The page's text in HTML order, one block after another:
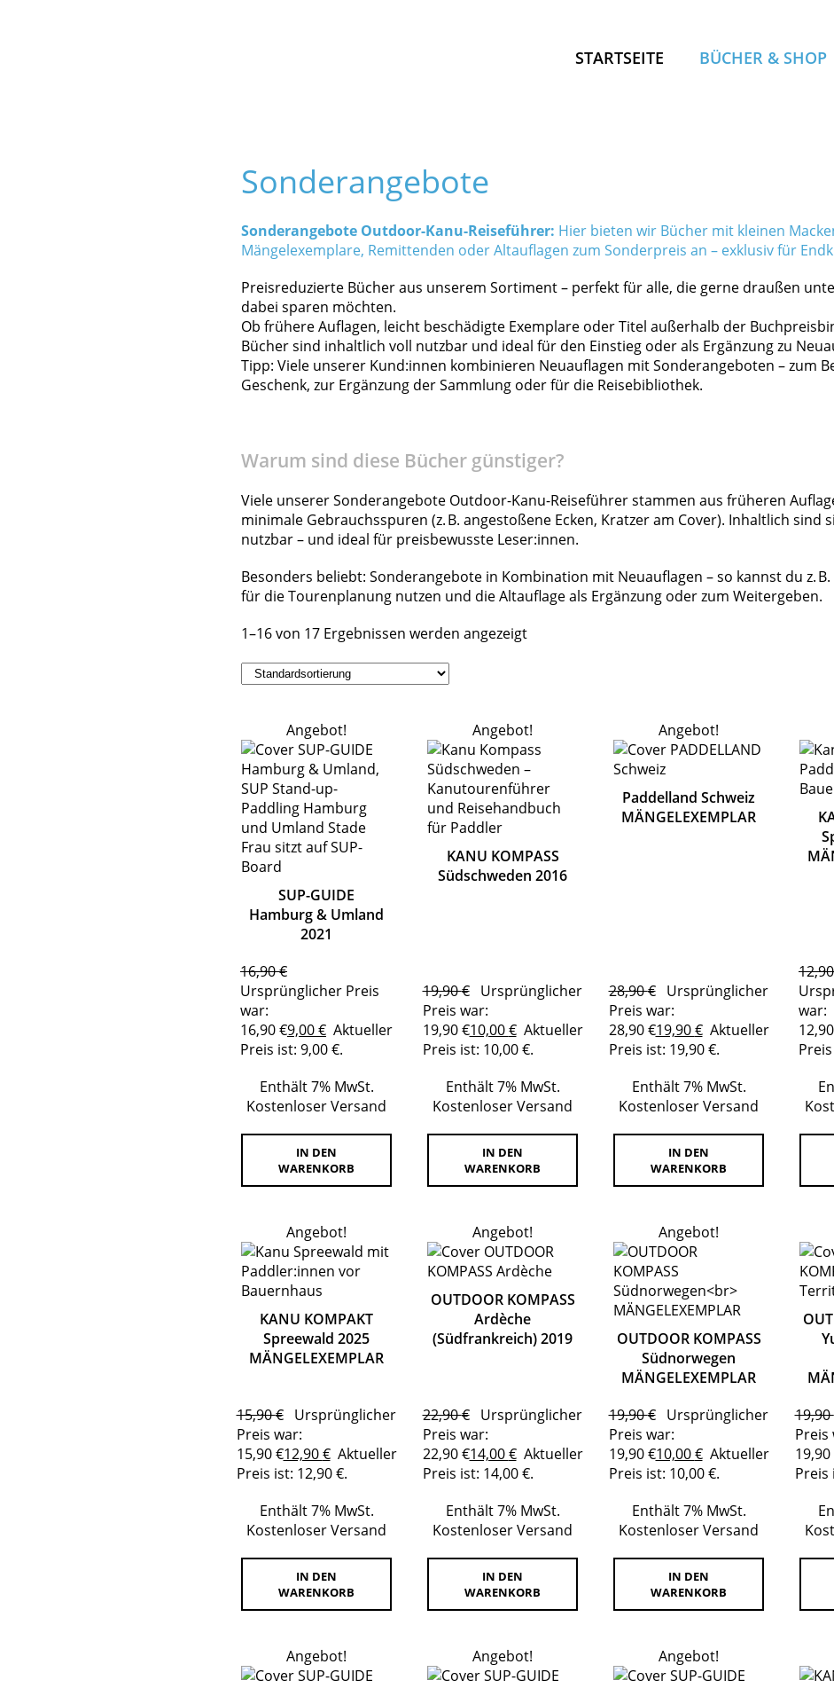
STARTSEITE BÜCHER & SHOP
KANU KOMPASS
OUTDOOR
KANU PRAXIS
Sonderangebote
Sonderangebote Outdoor-Kanu-Reiseführer: Hier bieten wir Bücher mit kleinen
Mängelexemplare, Remittenden oder Altauflagen zum Sonderpreis an – exklusiv für
Preisreduzierte Bücher aus unserem Sortiment – perfekt für alle, die gerne draußen
dabei sparen möchten.
Ob frühere Auflagen, leicht beschädigte Exemplare oder Titel außerhalb der
Bücher sind inhaltlich voll nutzbar und ideal für den Einstieg oder als Ergänzung zu
Tipp: Viele unserer Kund:innen kombinieren Neuauflagen mit Sonderangeboten – zum
Geschenk, zur Ergänzung der Sammlung oder für die Reisebibliothek.
Warum sind diese Bücher günstiger?
Viele unserer Sonderangebote Outdoor-Kanu-Reiseführer stammen aus früheren
minimale Gebrauchsspuren (z. B. angestoßene Ecken, Kratzer am Cover). Inhaltlich sind
nutzbar – und ideal für preisbewusste Leser:innen.
Besonders beliebt: Sonderangebote in Kombination mit Neuauflagen – so kannst du z.
für die Tourenplanung nutzen und die Altauflage als Ergänzung oder zum Weitergeben.
1–16 von 17 Ergebnissen werden angezeigt
Angebot!
SUP-GUIDE
Hamburg & Umland
2021
16,90€
Ursprünglicher Preis
war:
16,90 €9,00€ Aktueller
Preis ist: 9,00 €.
Enthält 7% MwSt.
Kostenloser Versand
IN DEN
WARENKORB
Angebot!
KANU KOMPASS
Südschweden 2016
19,90€
Ursprünglicher
Preis war:
19,90 €10,00€ Aktueller
Preis ist: 10,00 €.
Enthält 7% MwSt.
Kostenloser Versand
IN DEN
WARENKORB
Angebot!
Paddelland Schweiz
MÄNGELEXEMPLAR
28,90€
Ursprünglicher
Preis war:
28,90 €19,90€ Aktueller
Preis ist: 19,90 €.
Enthält 7% MwSt.
Kostenloser Versand
IN DEN
WARENKORB
war:
Angebot!
KANU KOMPAKT
Spreewald 2025
MÄNGELEXEMPLAR
15,90€
Ursprünglicher
Preis war:
15,90 €12,90€ Aktueller
Preis ist: 12,90 €.
Enthält 7% MwSt.
Kostenloser Versand
IN DEN
WARENKORB
Angebot!
OUTDOOR KOMPASS
Ardèche
(Südfrankreich) 2019
22,90€
Ursprünglicher
Preis war:
22,90 €14,00€ Aktueller
Preis ist: 14,00 €.
Enthält 7% MwSt.
Kostenloser Versand
IN DEN
WARENKORB
Angebot!
OUTDOOR KOMPASS
Südnorwegen
MÄNGELEXEMPLAR
19,90€
Ursprünglicher
Preis war:
19,90 €10,00€ Aktueller
Preis ist: 10,00 €.
Enthält 7% MwSt.
Kostenloser Versand
IN DEN
WARENKORB
19,90
Preis
19,90
Preis
Angebot! Angebot! Angebot!